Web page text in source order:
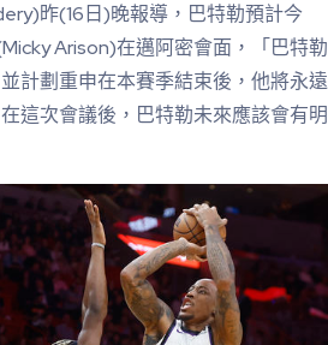
昨(16日)晚報導，巴特勒預計今
Arison)在邁阿密會面，「巴特勒
計劃重申在本賽季結束後，他將永遠
這次會議後，巴特勒未來應該會有明